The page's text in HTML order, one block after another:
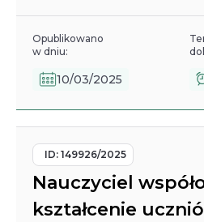
Opublikowano
w dniu:
10/03/2025
ID: 149926/2025
Nauczyciel
kształcenie